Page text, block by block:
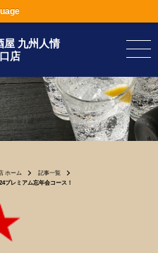
屋 九州人情
店
ホーム
記事一覧
プレミアム忘年会コース！